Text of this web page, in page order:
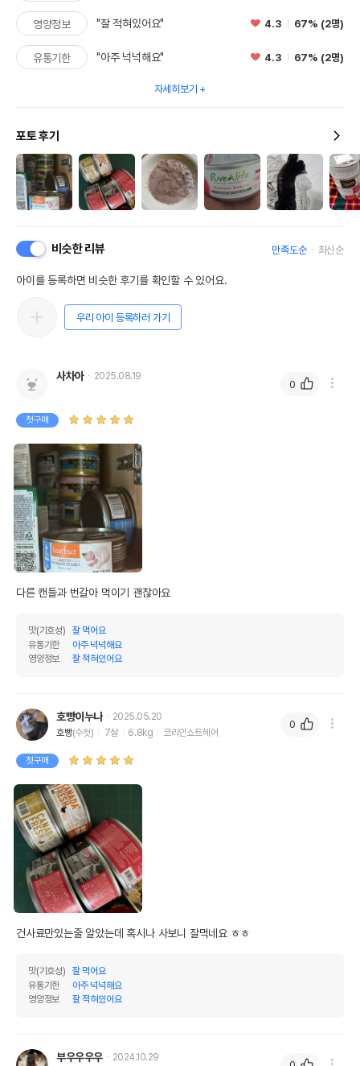
영양정보 "잘 적혀있어요" 4.3 67% (2명)
유통기한 "아주 넉넉해요" 4.3 67% (2명)
자세히보기
포토 후기
비슷한 리뷰 만족도순 최신순
아이를 등록하면 비슷한 후기를 확인할 수 있어요.
우리 아이 등록하러 가기
사차아 2025.08.19
첫구매
다른 캔들과 번갈아 먹이기 괜찮아요
맛(기호성)
잘 먹어요
유통기한
아주 넉넉해요
영양정보
잘 적혀있어요
0
호빵이누나
2025.05.20
호빵(수컷) 7살 6.8kg 코리안쇼트헤어
첫구매
건사료만있는줄 알았는데 혹시나 사보니 잘먹네요 ㅎㅎ
맛(기호성)
잘 먹어요
유통기한
아주 넉넉해요
영양정보
잘 적혀있어요
0
부우우우우 2024.10.29